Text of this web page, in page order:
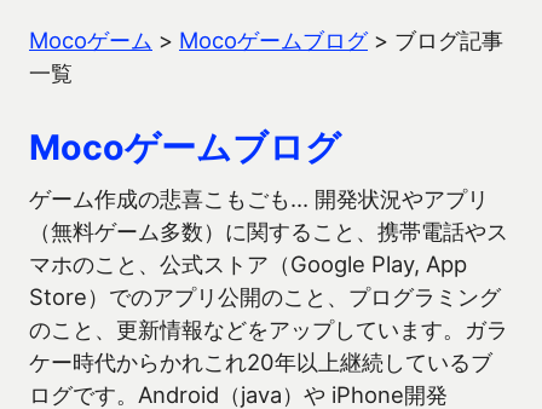
Mocoゲーム > Mocoゲームブログ> ブログ記事
一覧
Mocoゲームブログ
ゲーム作成の悲喜こもごも… 開発状況やアプリ
（無料ゲーム多数）に関すること、携帯電話やス
マホのこと、公式ストア（Google Play, App
Store）でのアプリ公開のこと、プログラミング
のこと、更新情報などをアップしています。ガラ
ケー時代からかれこれ20年以上継続しているブ
ログです。Android（java）や iPhone開発